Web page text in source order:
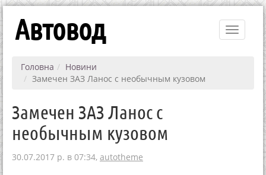
Toggle
Автовод
Головна
Новини
Замечен ЗАЗ Ланос с необычным кузовом
Замечен ЗАЗ Ланос с
необычным кузовом
30.07.2017 р. в 07:34, autotheme